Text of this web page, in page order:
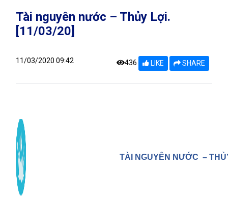
Tài nguyên nước – Thủy Lợi.
[11/03/20]
11/03/2020 09:42 436 LIKE SHARE
TÀI NGUYÊN NƯỚC –